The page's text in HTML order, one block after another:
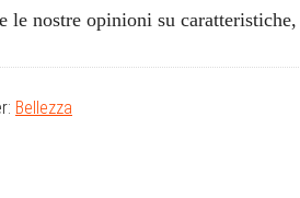
le nostre opinioni su
Bellezza